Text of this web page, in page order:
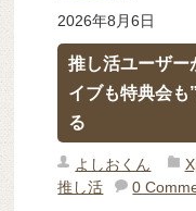
2026年8月6日
推し活ユーザー
イブも特典会も
る
よしおくん
推し活
0